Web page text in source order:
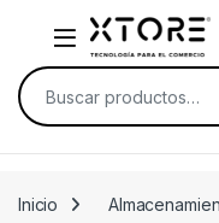
Skip to navigation
Skip to content
Buscar por:
Inicio